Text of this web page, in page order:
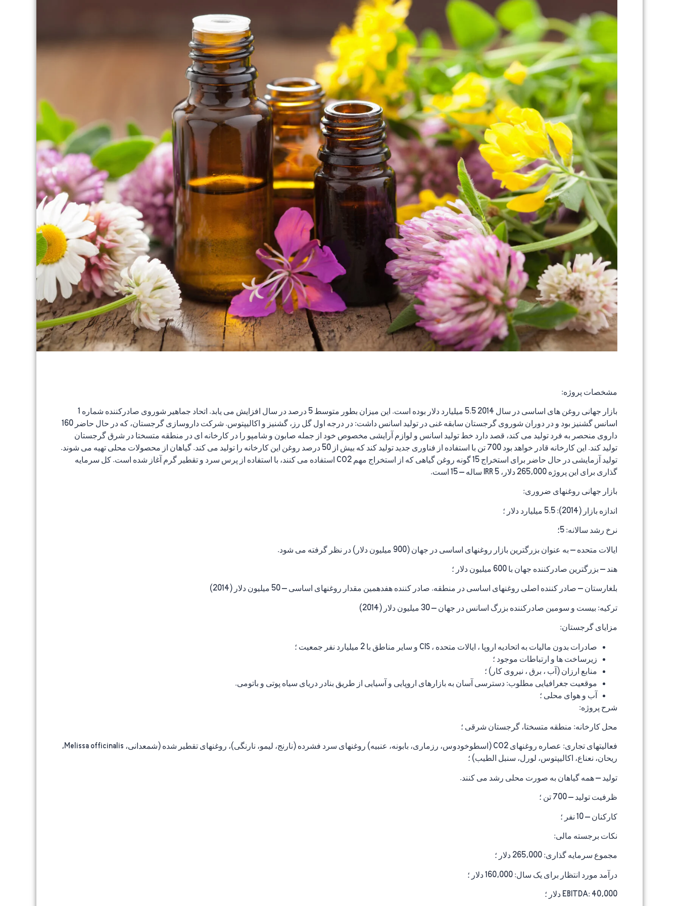
مشخصات پروژه:
بازار جهانی روغن های اساسی در سال 2014 5.5 میلیارد دلار بوده است. این میزان بطور متوسط ​​5 درصد در سال افزایش می یابد. اتحاد جماهیر شوروی صادرکننده شماره 1
اسانس گشنیز بود و در دوران شوروی گرجستان سابقه غنی در تولید اسانس داشت: در درجه اول گل رز، گشنیز و اکالیپتوس. شرکت داروسازی گرجستان، که در حال حاضر 160
داروی منحصر به فرد تولید می کند، قصد دارد خط تولید اسانس و لوازم آرایشی مخصوص خود از جمله صابون و شامپو را در کارخانه ای در منطقه متسختا در شرق گرجستان
تولید کند. این کارخانه قادر خواهد بود 700 تن با استفاده از فناوری جدید تولید کند که بیش از 50 درصد روغن این کارخانه را تولید می کند. گیاهان از محصولات محلی تهیه می شوند.
تولید آزمایشی در حال حاضر برای استخراج 15 گونه روغن گیاهی که از استخراج مهم CO2 استفاده می کنند، با استفاده از پرس سرد و تقطیر گرم آغاز شده است. کل سرمایه
گذاری برای این پروژه 265،000 دلار، IRR 5 ساله – 15 است.
بازار جهانی روغنهای ضروری:
اندازه بازار (2014): 5.5 میلیارد دلار ؛
نرخ رشد سالانه: 5؛
ایالات متحده – به عنوان بزرگترین بازار روغنهای اساسی در جهان (900 میلیون دلار) در نظر گرفته می شود.
هند – بزرگترین صادرکننده جهان با 600 میلیون دلار ؛
بلغارستان – صادر کننده اصلی روغنهای اساسی در منطقه. صادر کننده هفدهمین مقدار روغنهای اساسی – 50 میلیون دلار (2014)
ترکیه: بیست و سومین صادرکننده بزرگ اسانس در جهان – 30 میلیون دلار (2014)
مزایای گرجستان:
صادرات بدون مالیات به اتحادیه اروپا ، ایالات متحده ، CIS و سایر مناطق با 2 میلیارد نفر جمعیت ؛
زیرساخت ها و ارتباطات موجود ؛
منابع ارزان (آب ، برق ، نیروی کار) ؛
موقعیت جغرافیایی مطلوب: دسترسی آسان به بازارهای اروپایی و آسیایی از طریق بنادر دریای سیاه پوتی و باتومی.
آب و هوای محلی ؛
شرح پروژه:
محل کارخانه: منطقه متسختا، گرجستان شرقی ؛
فعالیتهای تجاری: عصاره روغنهای CO2 (اسطوخودوس، رزماری، بابونه، عنبیه) روغنهای سرد فشرده (نارنج، لیمو، نارنگی)، روغنهای تقطیر شده (شمعدانی، Melissa officinalis،
ریحان، نعناع، اکالیپتوس، لورل، سنبل الطیب) ؛
تولید – همه گیاهان به صورت محلی رشد می کنند.
ظرفیت تولید – 700 تن ؛
کارکنان – 10 نفر ؛
نکات برجسته مالی:
مجموع سرمایه گذاری: 265،000 دلار ؛
درآمد مورد انتظار برای یک سال: 160،000 دلار ؛
EBITDA: 40،000 دلار ؛